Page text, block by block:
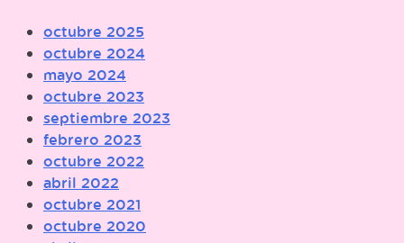
octubre 2025
octubre 2024
mayo 2024
octubre 2023
septiembre 2023
febrero 2023
octubre 2022
abril 2022
octubre 2021
octubre 2020